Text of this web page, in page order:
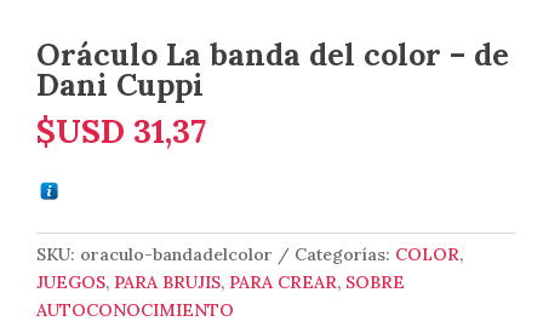
Oráculo La banda del color – de
Dani Cuppi
$USD 31,37
SKU: oraculo-bandadelcolor Categorías: COLOR,
JUEGOS, PARA BRUJIS, PARA CREAR, SOBRE
AUTOCONOCIMIENTO